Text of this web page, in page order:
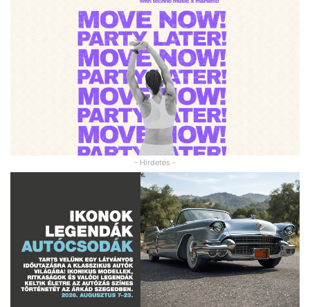
- Hirdetés -